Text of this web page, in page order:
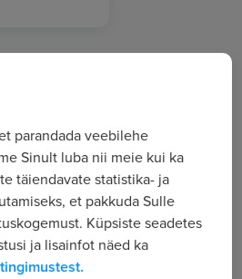
parandada veebilehe
Sinult luba nii meie kui ka
täiendavate statistika- ja
et pakkuda Sulle
Küpsiste seadetes
ja lisainfot näed ka